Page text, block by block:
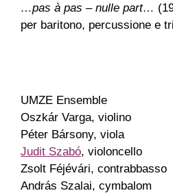
…pas à pas – nulle part…
per baritono, percussione e
UMZE Ensemble
Oszkár Varga, violino
Péter Bársony, viola
Judit Szabó, violoncello
Zsolt Féjévári, contrabbasso
András Szalai, cymbalom